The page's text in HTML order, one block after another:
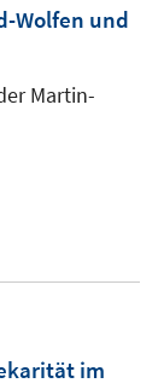
Wolfen und
Martin-
im